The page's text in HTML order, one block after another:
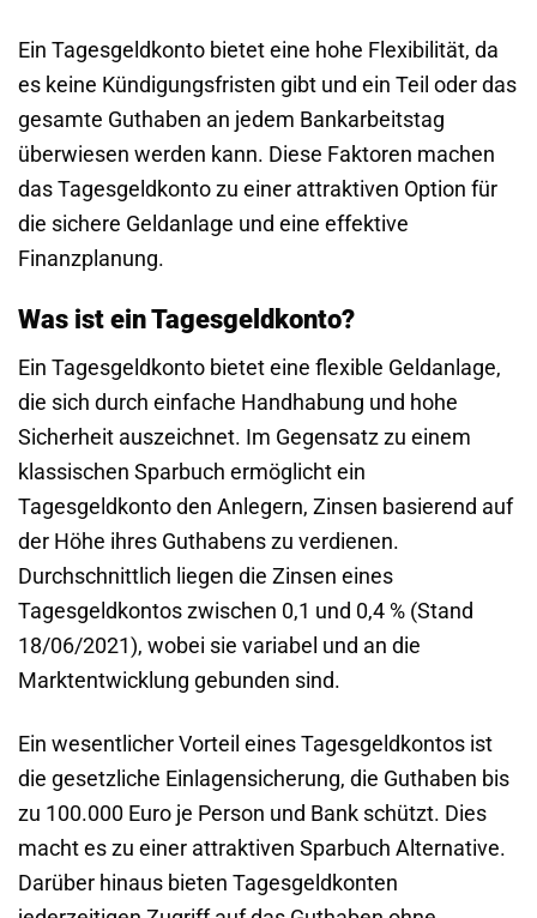
Ein Tagesgeldkonto bietet eine hohe Flexibilität, da
es keine Kündigungsfristen gibt und ein Teil oder das
gesamte Guthaben an jedem Bankarbeitstag
überwiesen werden kann. Diese Faktoren machen
das Tagesgeldkonto zu einer attraktiven Option für
die sichere Geldanlage und eine effektive
Finanzplanung.
Was ist ein Tagesgeldkonto?
Ein Tagesgeldkonto bietet eine flexible Geldanlage,
die sich durch einfache Handhabung und hohe
Sicherheit auszeichnet. Im Gegensatz zu einem
klassischen Sparbuch ermöglicht ein
Tagesgeldkonto den Anlegern, Zinsen basierend auf
der Höhe ihres Guthabens zu verdienen.
Durchschnittlich liegen die Zinsen eines
Tagesgeldkontos zwischen 0,1 und 0,4 % (Stand
18/06/2021), wobei sie variabel und an die
Marktentwicklung gebunden sind.
Ein wesentlicher Vorteil eines Tagesgeldkontos ist
die gesetzliche Einlagensicherung, die Guthaben bis
zu 100.000 Euro je Person und Bank schützt. Dies
macht es zu einer attraktiven Sparbuch Alternative.
Darüber hinaus bieten Tagesgeldkonten